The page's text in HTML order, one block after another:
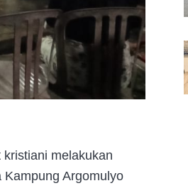
melakukan
Argomulyo